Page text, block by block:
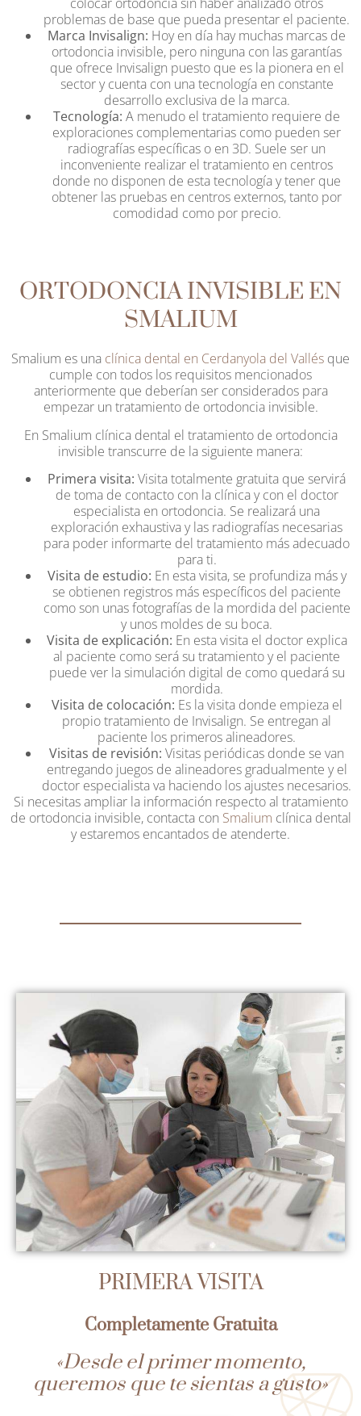
problemas de base que pueda presentar el paciente.
Marca Invisalign: Hoy en día hay muchas marcas de
ortodoncia invisible, pero ninguna con las garantías
que ofrece Invisalign puesto que es la pionera en el
sector y cuenta con una tecnología en constante
desarrollo exclusiva de la marca.
Tecnología: A menudo el tratamiento requiere de
exploraciones complementarias como pueden ser
radiografías específicas o en 3D. Suele ser un
inconveniente realizar el tratamiento en centros
donde no disponen de esta tecnología y tener que
obtener las pruebas en centros externos, tanto por
comodidad como por precio.
ORTODONCIA INVISIBLE EN
SMALIUM
Smalium es una clínica dental en Cerdanyola del Vallés que
cumple con todos los requisitos mencionados
anteriormente que deberían ser considerados para
empezar un tratamiento de ortodoncia invisible.
En Smalium clínica dental el tratamiento de ortodoncia
invisible transcurre de la siguiente manera:
Primera visita: Visita totalmente gratuita que servirá
de toma de contacto con la clínica y con el doctor
especialista en ortodoncia. Se realizará una
exploración exhaustiva y las radiografías necesarias
para poder informarte del tratamiento más adecuado
para ti.
Visita de estudio: En esta visita, se profundiza más y
se obtienen registros más específicos del paciente
como son unas fotografías de la mordida del paciente
y unos moldes de su boca.
Visita de explicación: En esta visita el doctor explica
al paciente como será su tratamiento y el paciente
puede ver la simulación digital de como quedará su
mordida.
Visita de colocación: Es la visita donde empieza el
propio tratamiento de Invisalign. Se entregan al
paciente los primeros alineadores.
Visitas de revisión: Visitas periódicas donde se van
entregando juegos de alineadores gradualmente y el
doctor especialista va haciendo los ajustes necesarios.
Si necesitas ampliar la información respecto al tratamiento
de ortodoncia invisible, contacta con Smalium clínica dental
y estaremos encantados de atenderte.
PRIMERA VISITA
Completamente Gratuita
«Desde el primer momento,
queremos que te sientas a gusto»